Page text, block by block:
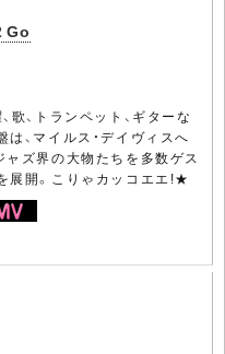
Go
歌、トランペット、ギターな
、マイルス・デイヴィスへ
ャズ界の大物たちを多数ゲス
展開。こりゃカッコエエ!★